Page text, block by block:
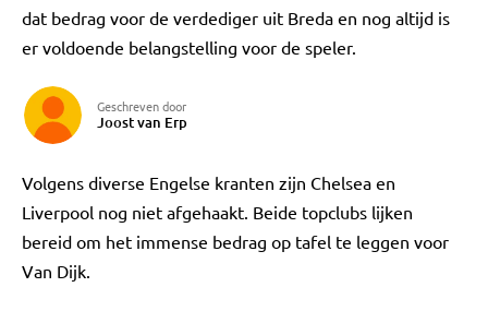
dat bedrag voor de verdediger uit Breda en nog altijd is
er voldoende belangstelling voor de speler.
Geschreven door
Joost van Erp
Volgens diverse Engelse kranten zijn Chelsea en
Liverpool nog niet afgehaakt. Beide topclubs lijken
bereid om het immense bedrag op tafel te leggen voor
Van Dijk.